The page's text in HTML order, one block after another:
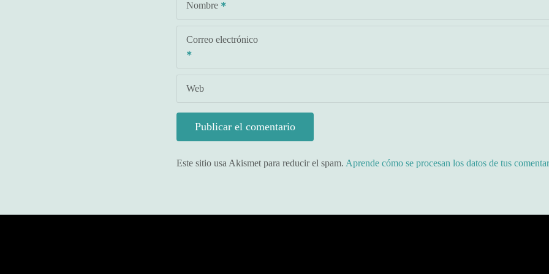
Nombre
Correo electrónico
Web
Este sitio usa Akismet para reducir el spam. Aprende cómo se procesan los datos de tus